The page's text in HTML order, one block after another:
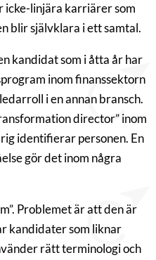
icke-linjära karriärer som
blir självklara i ett samtal.
kandidat som i åtta år har
inom finanssektorn
i en annan bransch.
director” inom
identifierar personen. En
gör det inom några
Problemet är att den är
kandidater som liknar
rätt terminologi och